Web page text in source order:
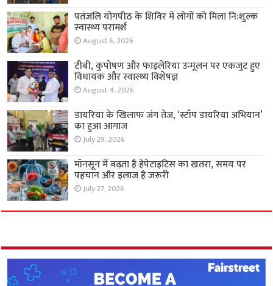
पतंजलि योगपीठ के शिविर में लोगों को मिला नि:शुल्क
स्वास्थ्य परामर्श
August 6, 2026
टीबी, कुपोषण और फाइलेरिया उन्मूलन पर एकजुट हुए
विधायक और स्वास्थ्य विशेषज्ञ
August 4, 2026
डायरिया के खिलाफ जंग तेज, ‘स्टॉप डायरिया अभियान’
का हुआ आगाज
July 29, 2026
मॉनसून में बढ़ता है हेपेटाइटिस का खतरा, समय पर
पहचान और इलाज है जरूरी
July 27, 2026